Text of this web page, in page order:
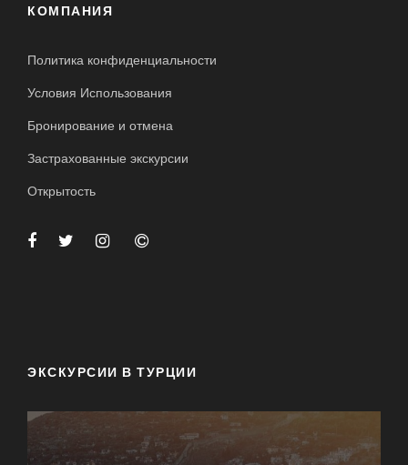
КОМПАНИЯ
Политика конфиденциальности
Условия Использования
Бронирование и отмена
Застрахованные экскурсии
Открытость
ЭКСКУРСИИ В ТУРЦИИ